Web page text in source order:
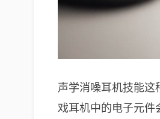
声学消噪耳机技能
戏耳机中的电子元